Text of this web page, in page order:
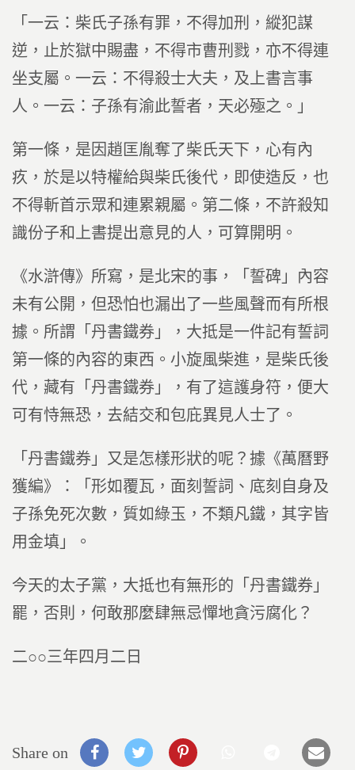
「一云：柴氏子孫有罪，不得加刑，縱犯謀
逆，止於獄中賜盡，不得市曹刑戮，亦不得連
坐支屬。一云：不得殺士大夫，及上書言事
人。一云：子孫有渝此誓者，天必殛之。」
第一條，是因趙匡胤奪了柴氏天下，心有內
疚，於是以特權給與柴氏後代，即使造反，也
不得斬首示眾和連累親屬。第二條，不許殺知
識份子和上書提出意見的人，可算開明。
《水滸傳》所寫，是北宋的事，「誓碑」內容
未有公開，但恐怕也漏出了一些風聲而有所根
據。所謂「丹書鐵券」，大抵是一件記有誓詞
第一條的內容的東西。小旋風柴進，是柴氏後
代，藏有「丹書鐵券」，有了這護身符，便大
可有恃無恐，去結交和包庇異見人士了。
「丹書鐵券」又是怎樣形狀的呢？據《萬曆野
獲編》：「形如覆瓦，面刻誓詞、底刻自身及
子孫免死次數，質如綠玉，不類凡鐵，其字皆
用金填」。
今天的太子黨，大抵也有無形的「丹書鐵券」
罷，否則，何敢那麼肆無忌憚地貪污腐化？
二○○三年四月二日
Share on